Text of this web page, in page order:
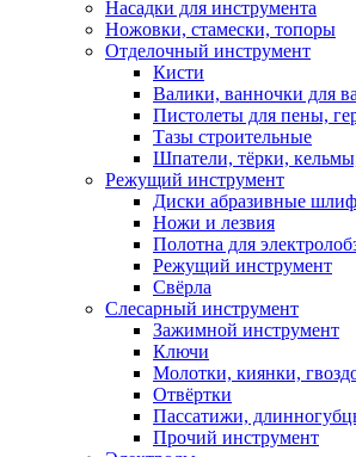
Насадки для инструмента
Ножовки, стамески, топоры
Отделочный инструмент
Кисти
Валики, ванночки для
Пистолеты для пены,
Тазы строительные
Шпатели, тёрки,
Режущий инструмент
Диски абразивные
Ножи и лезвия
Полотна для
Режущий инструмент
Свёрла
Слесарный инструмент
Зажимной инструмент
Ключи
Молотки, киянки,
Отвёртки
Пассатижи,
Прочий инструмент